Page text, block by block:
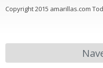
Copyright 2015 amarillas.com